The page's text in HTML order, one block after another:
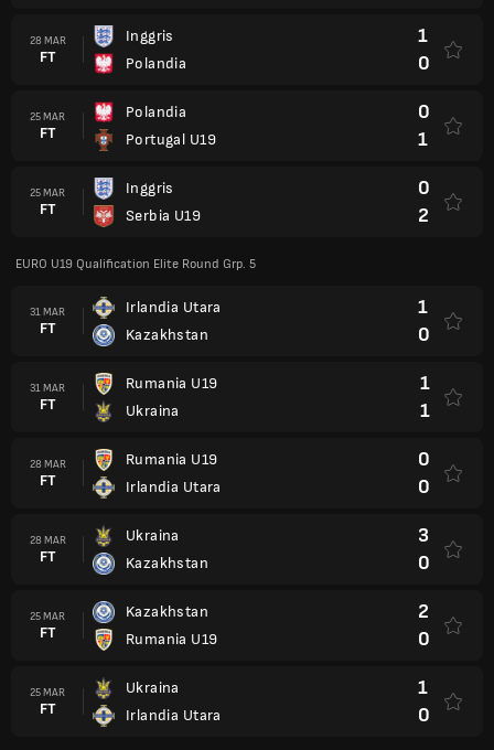
28 MAR
FT
Inggris
Polandia
1
0
25 MAR
FT
Polandia
Portugal U19
0
1
25 MAR
FT
Inggris
Serbia U19
0
2
EURO U19 Qualification Elite Round Grp. 5
31 MAR
FT
Irlandia Utara
Kazakhstan
1
0
31 MAR
FT
Rumania U19
Ukraina
1
1
28 MAR
FT
Rumania U19
Irlandia Utara
0
0
28 MAR
FT
Ukraina
Kazakhstan
3
0
25 MAR
FT
Kazakhstan
Rumania U19
2
0
25 MAR
FT
Ukraina
Irlandia Utara
1
0